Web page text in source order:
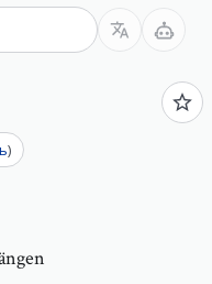
)